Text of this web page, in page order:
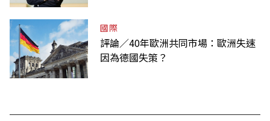
國際
評論／40年歐洲共同市場：歐洲失速
因為德國失策？